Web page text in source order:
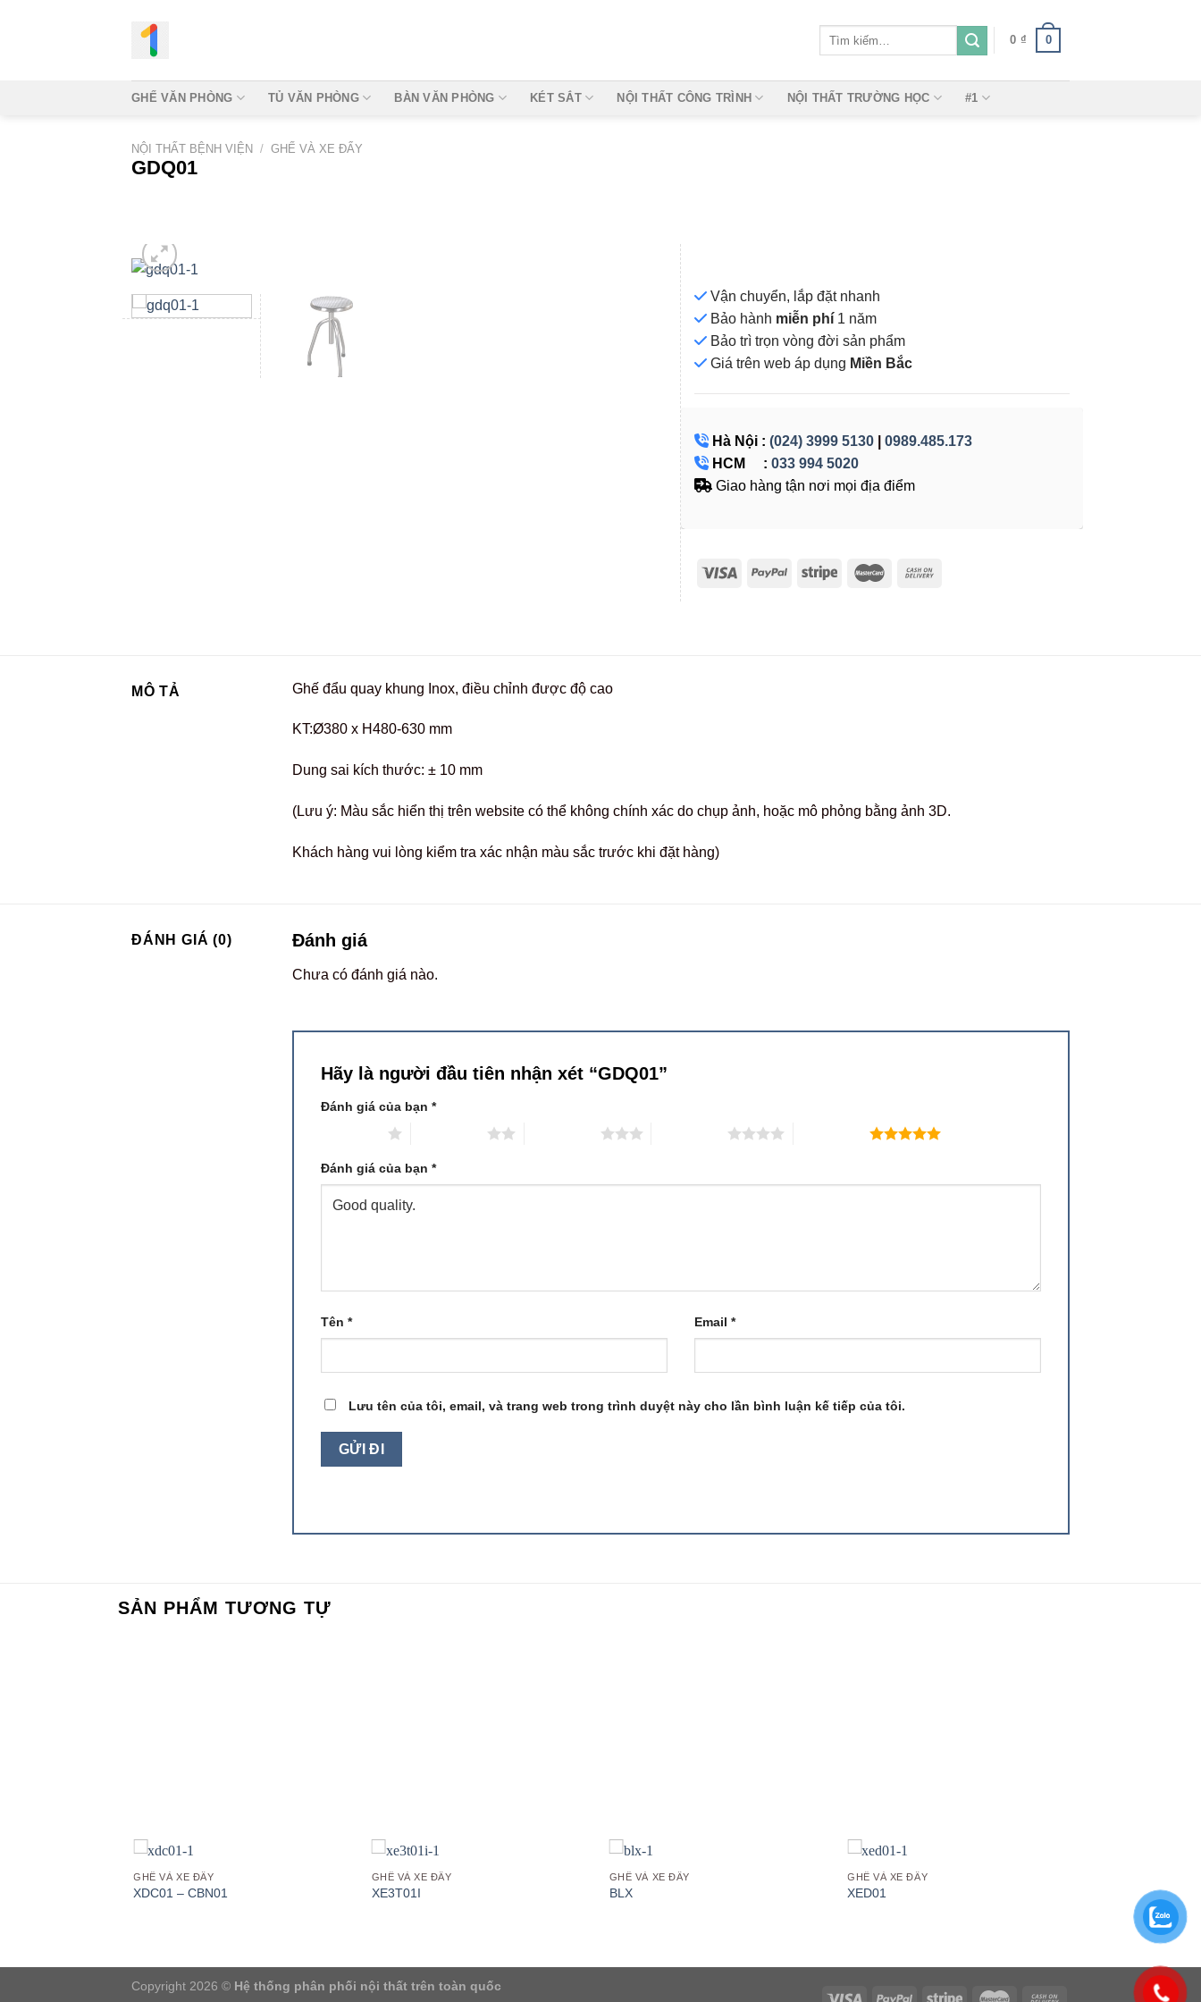
0 ₫ 0
GHẾ VĂN PHÒNG TỦ VĂN PHÒNG BÀN VĂN PHÒNG KÉT SẮT NỘI THẤT CÔNG TRÌNH NỘI THẤT TRƯỜNG HỌC #1
NỘI THẤT BỆNH VIỆN / GHẾ VÀ XE ĐẨY
GDQ01
Vận chuyển, lắp đặt nhanh
Bảo hành miễn phí 1 năm
Bảo trì trọn vòng đời sản phẩm
Giá trên web áp dụng Miền Bắc
Hà Nội : (024) 3999 5130
0989.485.173
HCM : 033 994 5020
Giao hàng tận nơi mọi địa điểm
MÔ TẢ Ghế đẩu quay khung Inox, điều chỉnh được độ cao
KT:Ø380 x H480-630 mm
Dung sai kích thước: ± 10 mm
(Lưu ý: Màu sắc hiển thị trên website có thể không chính xác do chụp ảnh, hoặc mô phỏng bằng ảnh 3D.
Khách hàng vui lòng kiểm tra xác nhận màu sắc trước khi đặt hàng)
ĐÁNH GIÁ (0) Đánh giá
Chưa có đánh giá nào.
Hãy là người đầu tiên nhận xét “GDQ01”
Đánh giá của bạn *
5 trên 5 sao
Đánh giá của bạn *
Tên * Email *
Lưu tên của tôi, email, và trang web trong trình duyệt này cho lần bình luận kế tiếp của tôi.
SẢN PHẨM TƯƠNG TỰ
GHẾ VÀ XE ĐẨY
XDC01 – CBN01
GHẾ VÀ XE ĐẨY
XE3T01I
GHẾ VÀ XE ĐẨY
BLX
GHẾ VÀ XE ĐẨY
XED01
Copyright 2026 © Hệ thống phân phối nội thất trên toàn quốc